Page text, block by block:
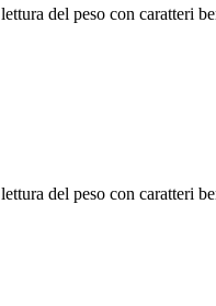
del peso con caratteri
del peso con caratteri